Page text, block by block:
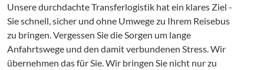
Unsere durchdachte Transferlogistik hat ein klares Ziel -
Sie schnell, sicher und ohne Umwege zu Ihrem Reisebus
zu bringen. Vergessen Sie die Sorgen um lange
Anfahrtswege und den damit verbundenen Stress. Wir
übernehmen das für Sie. Wir bringen Sie nicht nur zu